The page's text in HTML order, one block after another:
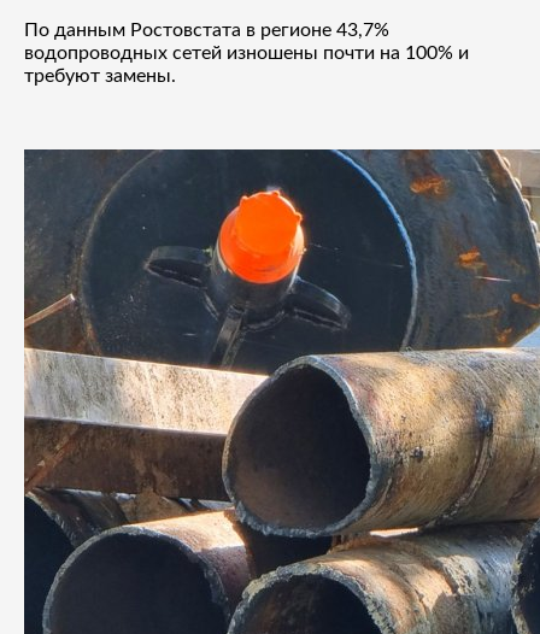
По данным Ростовстата в регионе 43,7%
водопроводных сетей изношены почти на 100% и
требуют замены.